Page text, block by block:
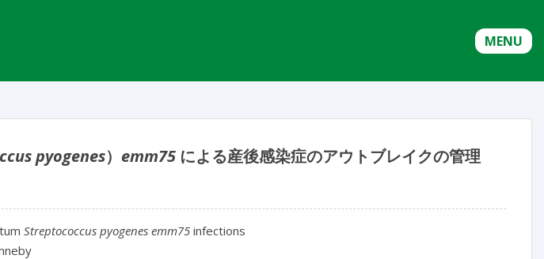
MENU
pyogenes） emm75 による産後感染症のアウトブレイクの管理
Streptococcus pyogenes emm75 infections